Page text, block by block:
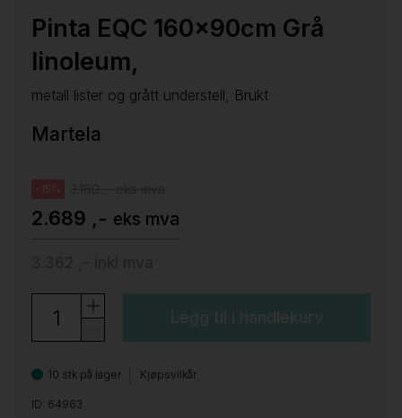
Pinta EQC 160x90cm Grå
linoleum,
metall lister og grått understell, Brukt
Martela
-15%
2.689 ,- eks mva
Legg til i handlekurv
10 stk på lager Kjøpsvilkår
ID: 64963